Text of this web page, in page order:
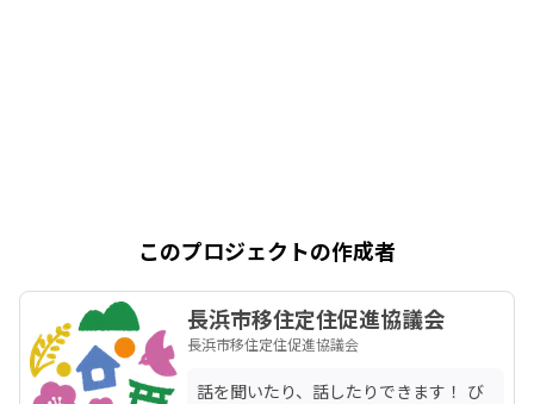
このプロジェクトの作成者
長浜市移住定住促進協議会
長浜市移住定住促進協議会
話を聞いたり、話したりできます！ び